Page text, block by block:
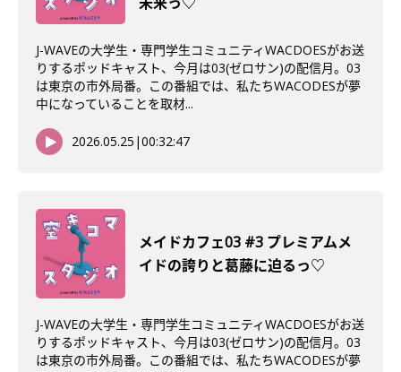
J-WAVEの大学生・専門学生コミュニティWACDOESがお送
りするポッドキャスト、今月は03(ゼロサン)の配信月。03
は東京の市外局番。この番組では、私たちWACODESが夢
中になっていることを取材...
2026.05.25 |00:32:47
メイドカフェ03 #3 プレミアムメ
イドの誇りと葛藤に迫るっ♡
J-WAVEの大学生・専門学生コミュニティWACDOESがお送
りするポッドキャスト、今月は03(ゼロサン)の配信月。03
は東京の市外局番。この番組では、私たちWACODESが夢